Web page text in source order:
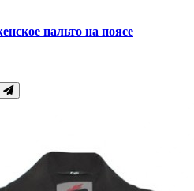
пальто на поясе